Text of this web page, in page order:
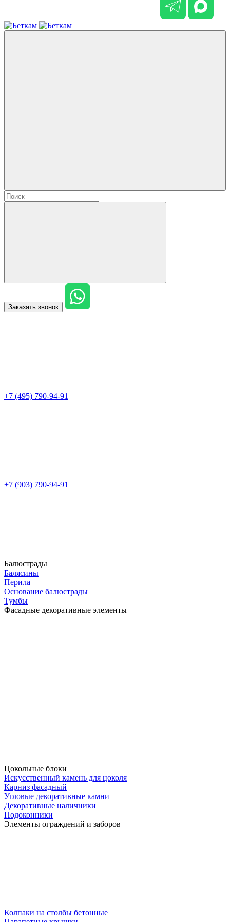
Заказать звонок
+7 (495) 790-94-91
+7 (903) 790-94-91
Балюстрады
Балясины
Перила
Основание балюстрады
Тумбы
Фасадные декоративные элементы
Цокольные блоки
Искусственный камень для цоколя
Карниз фасадный
Угловые декоративные камни
Декоративные наличники
Подоконники
Элементы ограждений и заборов
Колпаки на столбы бетонные